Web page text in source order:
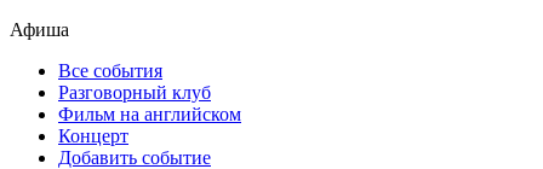
Афиша
Все события
Разговорный клуб
Фильм на английском
Концерт
Добавить событие